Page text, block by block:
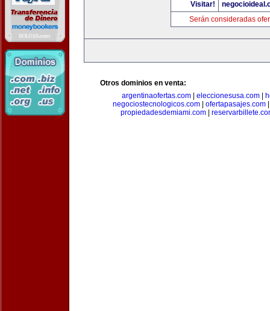
Visitar!
Serán consideradas
Otros dominios en venta:
argentinaofertas.com| eleccionesusa.com|
negociostecnologicos.com
ofertapasajes.com
propiedadesdemiami.com